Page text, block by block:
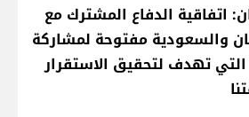
اتفاقية الدفاع المشترك مع
والسعودية مفتوحة لمشاركة
تهدف لتحقيق الاستقرار